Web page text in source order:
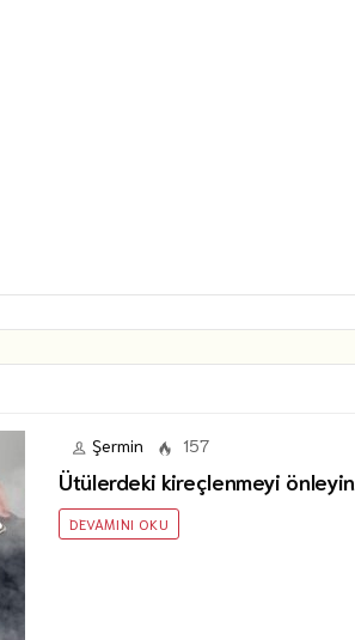
Şermin 157
Ütülerdeki kireçlenmeyi önleyin
DEVAMINI OKU